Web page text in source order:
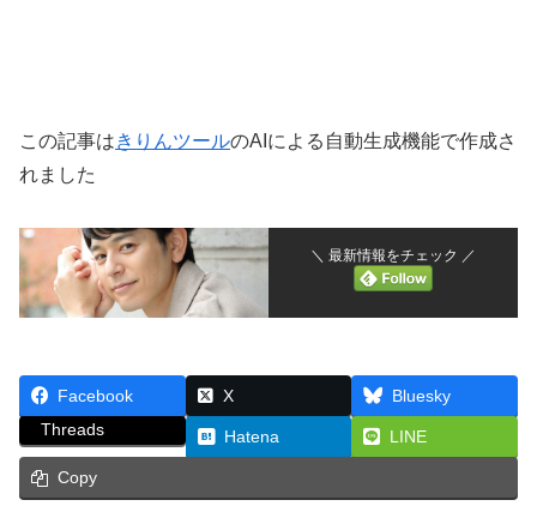
この記事はきりんツールのAIによる自動生成機能で作成さ
れました
＼ 最新情報をチェック ／
Facebook X
Bluesky
Threads
Hatena LINE
Copy